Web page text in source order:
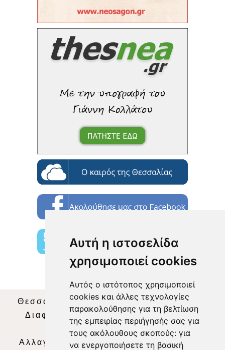
Αυτή η ιστοσελίδα
χρησιμοποιεί cookies
Αυτός ο ιστότοπος χρησιμοποιεί
cookies και άλλες τεχνολογίες
παρακολούθησης για τη βελτίωση
της εμπειρίας περιήγησής σας για
τους ακόλουθους σκοπούς: για
να ενεργοποιήσετε τη βασική
Θεσσαλία Τηλεόραση|SNG Services
Διαφήμιση | Όροι Χρήσης |Δήλωση
Απορρήτου |
Περιεχόμενο
Αλλαγή Προτιμήσεων για τα Cookies